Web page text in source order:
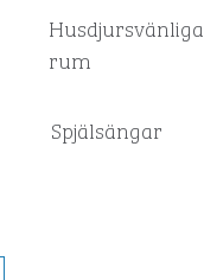
Husdjursvänliga
rum
Spjälsängar